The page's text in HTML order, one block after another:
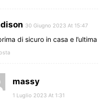
30 Giugno 2023 At 15:47
di sicuro in casa e
massy
1 Luglio 2023 At 1:31